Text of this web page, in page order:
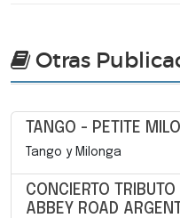
Otras
TANGO - PETITE
Tango y Milonga
CONCIERTO
ABBEY ROAD